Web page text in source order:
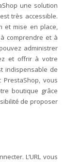
une solution
très accessible.
et mise en place,
comprendre et à
administrer
et offrir à votre
indispensable de
vous
boutique grâce
de proposer
L’URL vous